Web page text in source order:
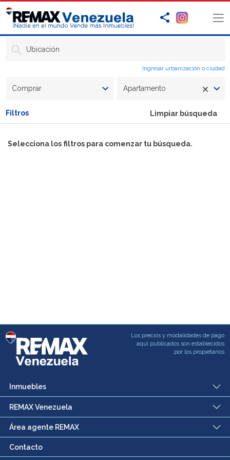
Ubicación
Ingresar urbanización o ciudad
Comprar Apartamento
Filtros Limpiar búsqueda
Selecciona los filtros para comenzar tu búsqueda.
Los precios y modalidades de pago
aqui publicados son establecidos
por los propietarios
Inmuebles
REMAX Venezuela
Área agente REMAX
Contacto